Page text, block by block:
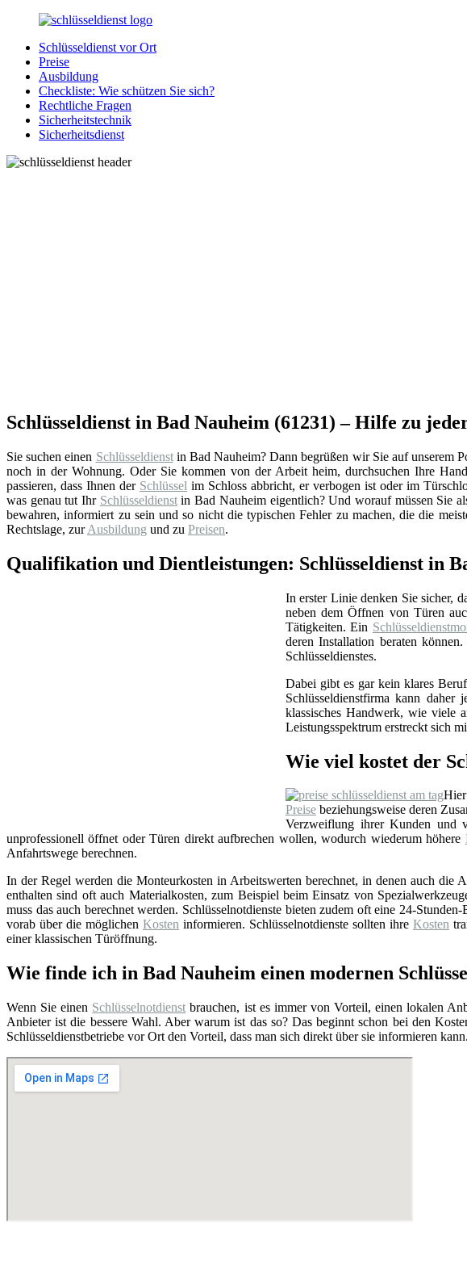
Zurück
Inhalt
SchluesseldienstDirekt.de
Ihre
Notlage
wird
gelöst!
Schlüsseldienst vor Ort
Preise
Ausbildung
Checkliste: Wie schützen Sie sich?
Rechtliche Fragen
Sicherheitstechnik
Sicherheitsdienst
Schlüsseldienst in Bad Nauheim (61231) – Hilfe zu
Sie suchen einen Schlüsseldienstin Bad Nauheim? Dann begrüßen wir Sie auf unserem
noch in der Wohnung. Oder Sie kommen von der Arbeit heim, durchsuchen Ihre
passieren, dass Ihnen der Schlüssel im Schloss abbricht, er verbogen ist oder im
was genau tut Ihr Schlüsseldienstin Bad Nauheim eigentlich? Und worauf müssen Sie
bewahren, informiert zu sein und so nicht die typischen Fehler zu machen, die die
Rechtslage, zurAusbildung und zu Preisen.
Qualifikation und Dientleistungen: Schlüsseldienst in
In erster Linie denken Sie sicher,
neben dem Öffnen von Türen
Tätigkeiten. Ein
deren Installation beraten
Schlüsseldienstes.
Dabei gibt es gar kein klares
Schlüsseldienstfirma kann
klassisches Handwerk, wie viele
Leistungsspektrum erstreckt sich
Wie viel kostet der
Preise beziehungsweise deren
Verzweiflung ihrer Kunden und
unprofessionell öffnet oder Türen direkt aufbrechen wollen, wodurch wiederum höhere
Anfahrtswege berechnen.
In der Regel werden die Monteurkosten in Arbeitswerten berechnet, in denen auch die
enthalten sind oft auch Materialkosten, zum Beispiel beim Einsatz von
muss das auch berechnet werden. Schlüsselnotdienste bieten zudem oft eine 24-
vorab über die möglichen Kosten informieren. Schlüsselnotdienste sollten ihre Kosten
einer klassischen Türöffnung.
Wie finde ich in Bad Nauheim einen modernen
Wenn Sie einen Schlüsselnotdienst brauchen, ist es immer von Vorteil, einen lokalen
Anbieter ist die bessere Wahl. Aber warum ist das so? Das beginnt schon bei den
Schlüsseldienstbetriebe vor Ort den Vorteil, dass man sich direkt über sie informieren